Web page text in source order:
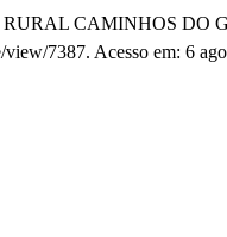
CAMINHOS DO
7387. Acesso em: 6